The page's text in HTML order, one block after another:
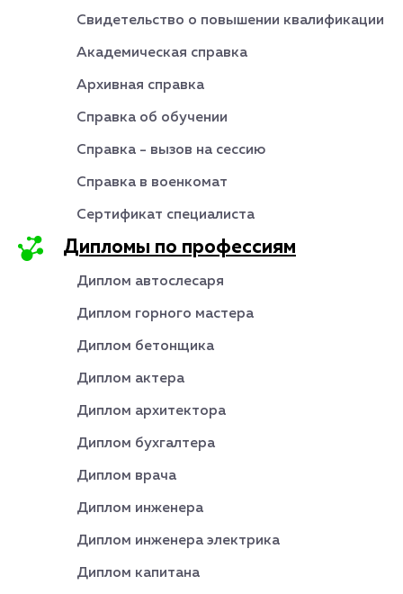
Свидетельство о повышении квалификации
Академическая справка
Архивная справка
Справка об обучении
Справка - вызов на сессию
Справка в военкомат
Сертификат специалиста
Дипломы по профессиям
Диплом автослесаря
Диплом горного мастера
Диплом бетонщика
Диплом актера
Диплом архитектора
Диплом бухгалтера
Диплом врача
Диплом инженера
Диплом инженера электрика
Диплом капитана